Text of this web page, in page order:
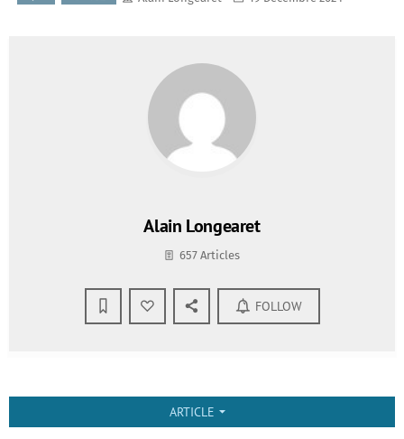
Alain Longearet
657 Articles
FOLLOW
ARTICLE arrow_drop_down